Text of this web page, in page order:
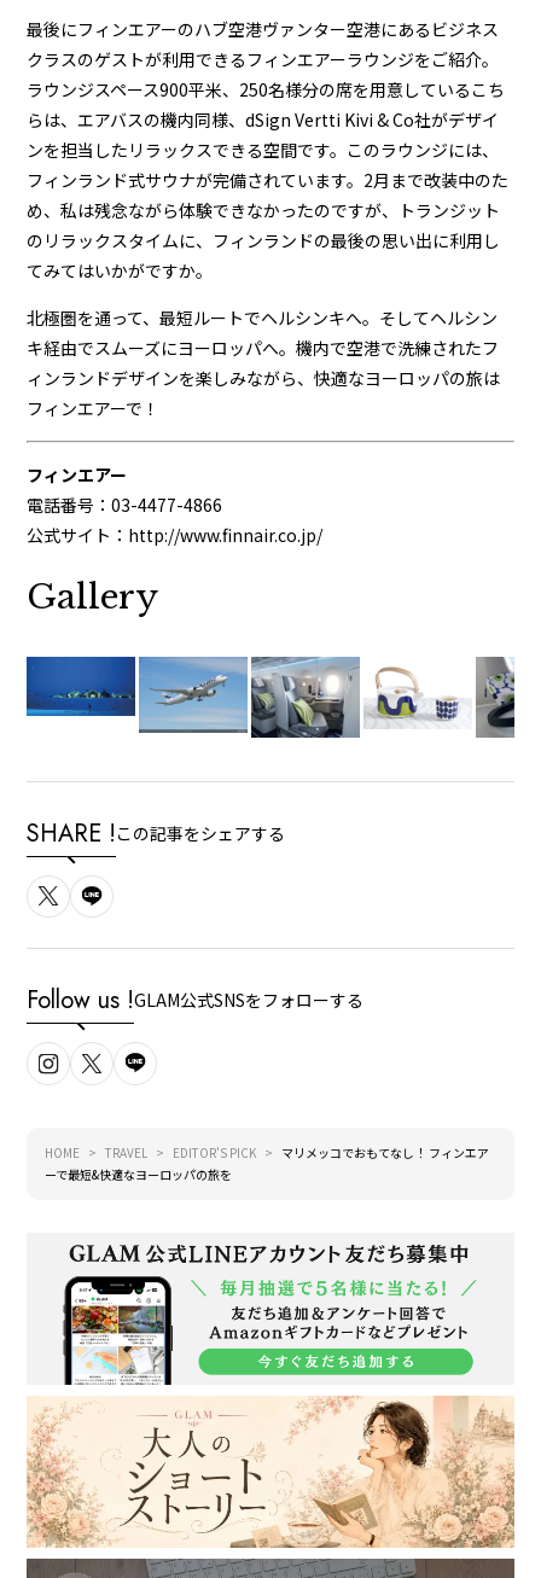
最後にフィンエアーのハブ空港ヴァンター空港にあるビジネス
クラスのゲストが利用できるフィンエアーラウンジをご紹介。
ラウンジスペース900平米、250名様分の席を用意しているこち
らは、エアバスの機内同様、dSign Vertti Kivi & Co社がデザイ
ンを担当したリラックスできる空間です。このラウンジには、
フィンランド式サウナが完備されています。2月まで改装中のた
め、私は残念ながら体験できなかったのですが、トランジット
のリラックスタイムに、フィンランドの最後の思い出に利用し
てみてはいかがですか。
北極圏を通って、最短ルートでヘルシンキへ。そしてヘルシン
キ経由でスムーズにヨーロッパへ。機内で空港で洗練されたフ
ィンランドデザインを楽しみながら、快適なヨーロッパの旅は
フィンエアーで！
フィンエアー
電話番号：03-4477-4866
公式サイト： http://www.finnair.co.jp/
Gallery
SHARE ! この記事をシェアする
Follow us !GLAM公式SNSをフォローする
HOME TRAVEL EDITOR'S PICK
マリメッコでおもてなし！ フィンエア
ーで最短&快適なヨーロッパの旅を